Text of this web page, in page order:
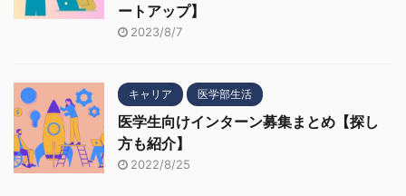
ートアップ】
2023/8/7
キャリア 医学部生活
医学生向けインターン募集まとめ【探し
方も紹介】
2022/8/25